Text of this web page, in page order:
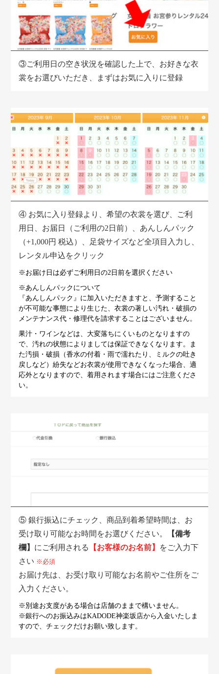
③ご利用日の空き状況を確認した上で、お好きな衣
裳をお選びいただき、まずはお気に入りに登録
④ お気に入り登録より、希望の衣裳を選び、ご利
用日、お届日（ご利用の2日前）、あんしんパック
（+1,000円 税込）、足袋サイズなど全項目入力し、
レンタル申込をクリック
※お届け日は必ずご利用日の2日前を選択ください
※あんしんパックについて
『あんしんパック』に加入いただきますと、予測すること
が不可能な事態により生じた、衣裳の著しい汚れ・破損の
メンテナンス代・修理代を請求することはございません。
果汁・ワインなどは、大変落ちにくいものとなりますの
で、汚れの状態によりましては保証できなくなります。ま
た汚損・破損（香水の付着・雨で濡れたり、ミルクの吐き
戻しなど）紛失などお衣裳が使用できなくなった場合、適
応外となりますので、着用されます場合にはご注意くださ
い。
⑤ 銀行振込にチェック、商品到着希望時間は、お
受け取り可能なお時間をお選びください。
【備考
欄】 にご利用される 【お客様のお名前】 をご入力下
さい ※必須
お届け先は、お受け取り可能なお名前やご住所をご
入力ください。
※別途お支度がある場合は店舗のままで構いません。
※銀行へのお振込みはKADODE神楽坂店から入金いたしま
すので、チェックだけお願い致します。